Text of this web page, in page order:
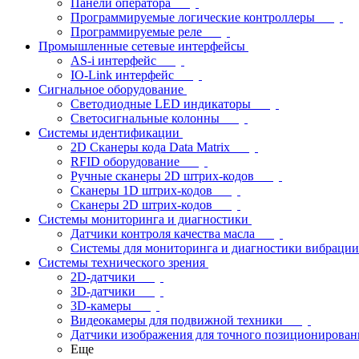
Панели оператора
Программируемые логические контроллеры
Программируемые реле
Промышленные сетевые интерфейсы
AS-i интерфейс
IO-Link интерфейс
Сигнальное оборудование
Светодиодные LED индикаторы
Светосигнальные колонны
Системы идентификации
2D Сканеры кода Data Matrix
RFID оборудование
Ручные сканеры 2D штрих-кодов
Сканеры 1D штрих-кодов
Сканеры 2D штрих-кодов
Системы мониторинга и диагностики
Датчики контроля качества масла
Системы для мониторинга и диагностики вибрации
Системы технического зрения
2D-датчики
3D-датчики
3D-камеры
Видеокамеры для подвижной техники
Датчики изображения для точного
Еще